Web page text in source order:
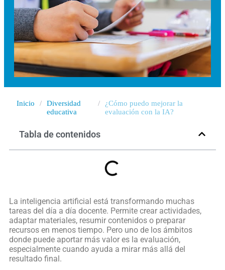
Inicio /
Diversidad
educativa
/
¿Cómo puedo mejorar la
evaluación con la IA?
Tabla de contenidos
La inteligencia artificial está transformando muchas
tareas del día a día docente. Permite crear actividades,
adaptar materiales, resumir contenidos o preparar
recursos en menos tiempo. Pero uno de los ámbitos
donde puede aportar más valor es la evaluación,
especialmente cuando ayuda a mirar más allá del
resultado final.